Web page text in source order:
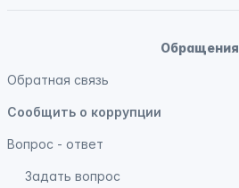
Обращения
Обратная связь
Сообщить о коррупции
Вопрос - ответ
Задать вопрос